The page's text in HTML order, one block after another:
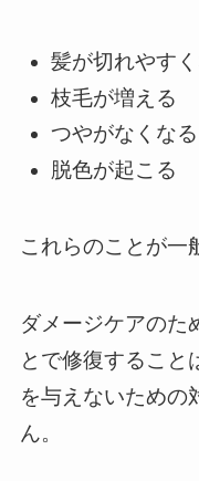
髪が切れやす
枝毛が増える
つやがなくなる
脱色が起こる
これらのことが一
ダメージケアのた
とで修復すること
を与えないための
ん。